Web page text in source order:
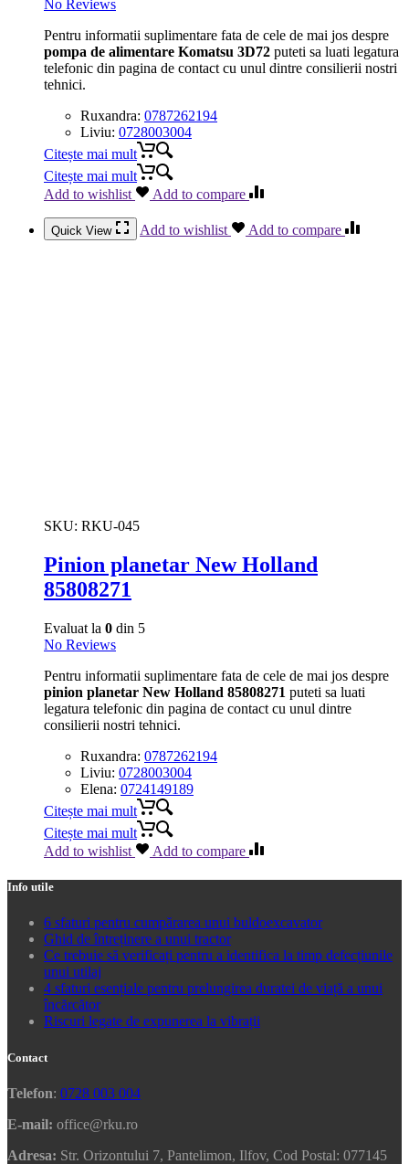
No Reviews
Pentru informatii suplimentare fata de cele de mai jos despre
pompa de alimentare Komatsu 3D72 puteti sa luati legatura
telefonic din pagina de contact cu unul dintre consilierii nostri
tehnici.
Ruxandra: 0787262194
Liviu: 0728003004
Citește mai mult
Citește mai mult
Add to wishlist
Add to compare
Quick View Add to wishlist Add to compare
SKU: RKU-045
Pinion planetar New Holland
85808271
Evaluat la 0 din 5
No Reviews
Pentru informatii suplimentare fata de cele de mai jos despre
pinion planetar New Holland 85808271 puteti sa luati
legatura telefonic din pagina de contact cu unul dintre
consilierii nostri tehnici.
Ruxandra: 0787262194
Liviu: 0728003004
Elena: 0724149189
Citește mai mult
Citește mai mult
Add to wishlist
Add to compare
Info utile
6 sfaturi pentru cumpărarea unui buldoexcavator
Ghid de întreținere a unui tractor
Ce trebuie să verificați pentru a identifica la timp defecțiunile
unui utilaj
4 sfaturi esențiale pentru prelungirea duratei de viață a unui
încărcător
Riscuri legate de expunerea la vibrații
Contact
Telefon: 0728 003 004
E-mail: office@rku.ro
Adresa: Str. Orizontului 7, Pantelimon, Ilfov, Cod Postal: 077145